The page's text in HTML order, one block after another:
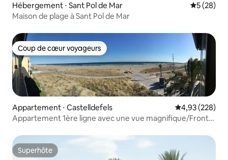
Hébergement ⋅ Sant Pol de Mar
5 (28)
Maison de plage à Sant Pol de Mar
Coup de cœur voyageurs
Coup de cœur voyageurs
Appartement ⋅ Castelldefels Évaluation
4,93 (228)
Appartement 1ère ligne avec une vue magnifique/Front
Superhôte
Superhôte